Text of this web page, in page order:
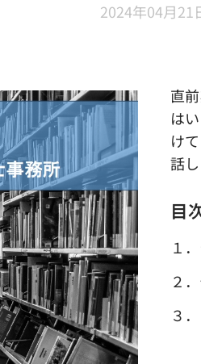
2024年04月21
直
は
け
話
目
１
２
３